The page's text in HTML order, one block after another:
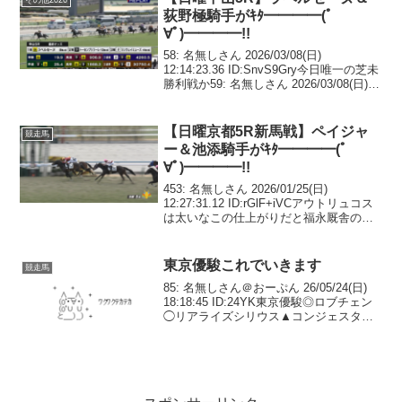
荻野極騎手がｷﾀ━━━━(ﾟ
∀ﾟ)━━━━!!
58: 名無しさん 2026/03/08(日)
12:14:23.36 ID:SnvS9Gry今日唯一の芝未
勝利戦か59: 名無しさん 2026/03/08(日)
競走馬
【日曜京都5R新馬戦】ペイジャ
ー＆池添騎手がｷﾀ━━━━(ﾟ
∀ﾟ)━━━━!!
453: 名無しさん 2026/01/25(日)
12:27:31.12 ID:rGlF+iVCアウトリュコス
は太いなこの仕上がりだと福永厩舎の馬
2026/01/25...
競走馬 東京優駿これでいきます
85: 名無しさん＠おーぷん 26/05/24(日)
18:18:45 ID:24YK東京優駿◎ロブチェン
◯リアライズシリウス▲コンジェスタス